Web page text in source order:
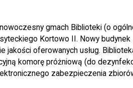
gmach Biblioteki (o
Kortowo II. Nowy budynek
oferowanych usług.
komorę próżniową (do
zabezpieczenia